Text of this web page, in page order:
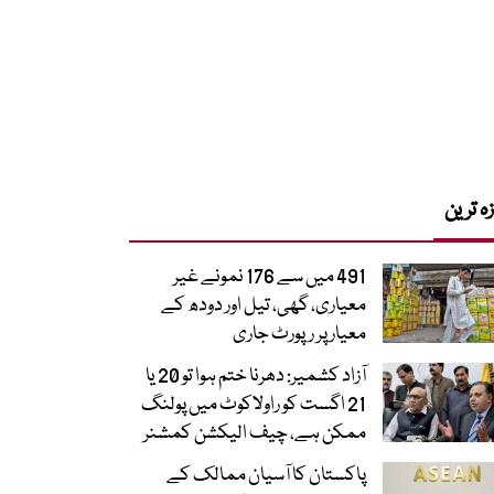
ترین
491 میں سے 176 نمونے غیر
معیاری، گھی، تیل اور دودھ کے
معیار پر رپورٹ جاری
آزاد کشمیر: دھرنا ختم ہوا تو 20 یا
21 اگست کو راولاکوٹ میں پولنگ
ممکن ہے، چیف الیکشن کمشنر
پاکستان کا آسیان ممالک کے